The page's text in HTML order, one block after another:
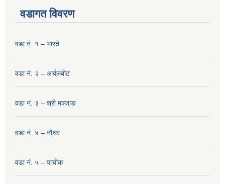
वडागत विवरण
वडा नं. १ – भारते
वडा नं. २ – अर्चलबोट
वडा नं. ३ – श्री मञ्‍जाङ
वडा नं. ४ – नौथर
वडा नं. ५ – पाचोक